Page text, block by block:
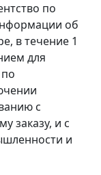
по
об
в течение 1
для
с
заказу, и с
и